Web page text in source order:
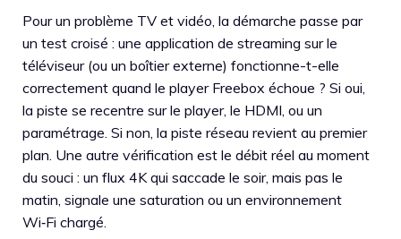
Pour un problème TV et vidéo, la démarche passe par
un test croisé : une application de streaming sur le
téléviseur (ou un boîtier externe) fonctionne-t-elle
correctement quand le player Freebox échoue ? Si oui,
la piste se recentre sur le player, le HDMI, ou un
paramétrage. Si non, la piste réseau revient au premier
plan. Une autre vérification est le débit réel au moment
du souci : un flux 4K qui saccade le soir, mais pas le
matin, signale une saturation ou un environnement
Wi‑Fi chargé.